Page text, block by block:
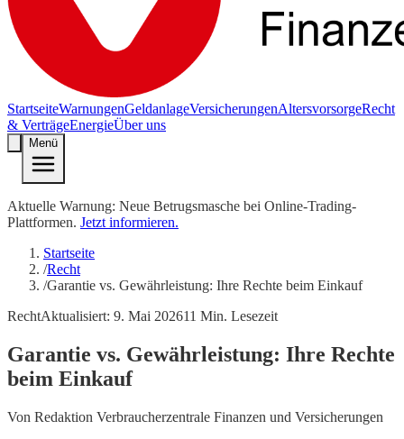
StartseiteWarnungenGeldanlageVersicherungenAltersvorsorgeRecht
& VerträgeEnergieÜber uns
Menü
Aktuelle Warnung: Neue Betrugsmasche bei Online-Trading-
Plattformen. Jetzt informieren.
Startseite
/Recht
/Garantie vs. Gewährleistung: Ihre Rechte beim Einkauf
RechtAktualisiert: 9. Mai 202611 Min. Lesezeit
Garantie vs. Gewährleistung: Ihre Rechte
beim Einkauf
Von Redaktion Verbraucherzentrale Finanzen und Versicherungen